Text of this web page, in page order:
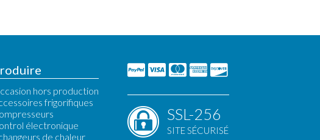
hors production
frigorifiques
électronique
de chaleur
SSL-256
SITE SÉCURISÉ